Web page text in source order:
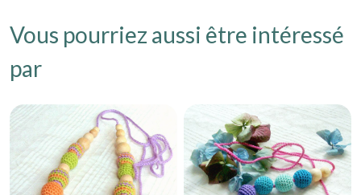
Vous pourriez aussi être intéressé
par